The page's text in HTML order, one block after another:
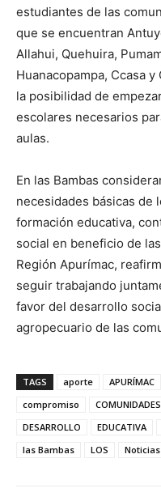
estudiantes de las
que se encuentran
Allahui, Quehuira,
Huanacopampa, Ccasa
la posibilidad de
escolares necesarios
aulas.
En las Bambas
necesidades básicas de
formación educativa,
social en beneficio de
Región Apurímac,
seguir trabajando
favor del desarrollo
agropecuario de las
TAGS aporte APURÍMAC
compromiso
COMUNIDADES
DESARROLLO
EDUCATIVA
las Bambas
LOS Noticias